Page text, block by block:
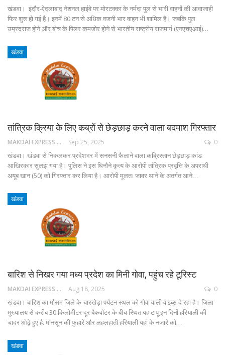
खंडवा। इंदौर-ऐदलाबाद नेशनल हाईवे पर मोरटक्का के नर्मदा पुल से भारी वाहनों की आवाजाही
फिर शुरू हो गई है। इनमें 80 टन से अधिक वजनी भार वाहन भी शामिल हैं। जबकि पुल
उम्रदराज होने और बीच के पिलर कमजोर होने से भारतीय राष्ट्रीय राजमार्ग (एनएचएआई)…
खंडवा
तांत्रिक क्रिया के लिए कब्रों से छेड़छाड़ करने वाला बदमाश गिरफ्तार
MAKDAI EXPRESS 24 Sep 25, 2025 0
खंडवा। खंडवा से निकलकर प्रदेशभर में सनसनी फैलाने वाला कब्रिस्तान छेड़छाड़ कांड
आखिरकार सुलझ गया है। पुलिस ने इस घिनौने कृत्य के आरोपी तांत्रिक प्रवृत्ति के अपराधी
अयूब खान (50) को गिरफ्तार कर लिया है। आरोपी मूलतः जावर थाने के अंतर्गत आने…
खंडवा
बारिश से निखर गया मध्य प्रदेश का मिनी गोवा, पहुंच रहे टूरिस्ट
MAKDAI EXPRESS 24 Aug 18, 2025 0
खंडवा। बारिश का मौसम जिले के चारखेड़ा पर्यटन स्थल को गोवा वाली वाइब्स दे रहा है। जिला
मुख्यालय से करीब 30 किलोमीटर दूर बैकवॉटर के बीच स्थित यह टापू इन दिनों हरियाली की
चादर ओढ़े हुए है. मॉनसून की फुहारें और लहलहाती हरियाली यहां के नजारे को…
खंडवा